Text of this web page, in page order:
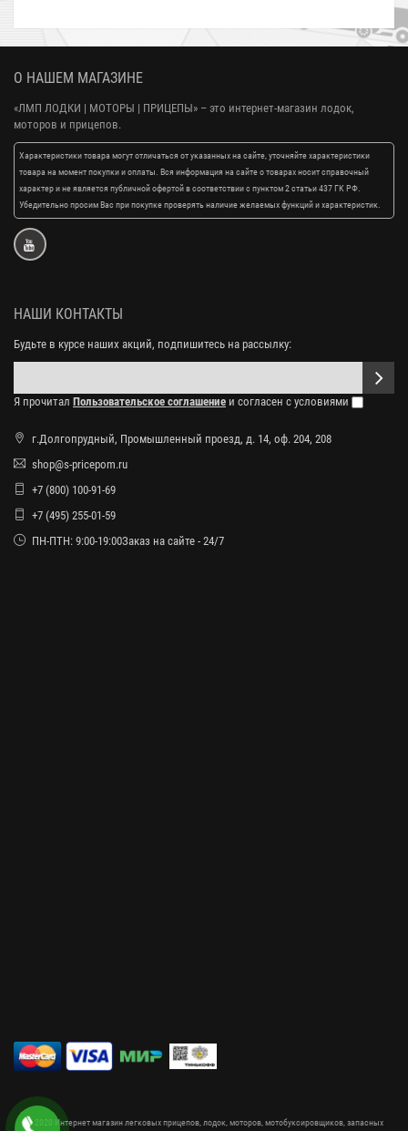
О НАШЕМ МАГАЗИНЕ
«ЛМП ЛОДКИ | МОТОРЫ | ПРИЦЕПЫ» – это интернет-магазин лодок,
моторов и прицепов.
Характеристики товара могут отличаться от указанных на сайте, уточняйте характеристики
товара на момент покупки и оплаты. Вся информация на сайте о товарах носит справочный
характер и не является публичной офертой в соответствии с пунктом 2 статьи 437 ГК РФ.
Убедительно просим Вас при покупке проверять наличие желаемых функций и характеристик.
НАШИ КОНТАКТЫ
Будьте в курсе наших акций, подпишитесь на рассылку:
Я прочитал Пользовательское соглашение и согласен с условиями
г.Долгопрудный, Промышленный проезд, д. 14, оф. 204, 208
shop@s-pricepom.ru
+7 (800) 100-91-69
+7 (495) 255-01-59
ПН-ПТН: 9:00-19:00Заказ на сайте - 24/7
© 2020 Интернет магазин легковых прицепов, лодок, моторов, мотобуксировщиков, запасных